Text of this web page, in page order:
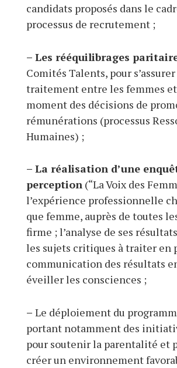
candidats proposés dans le
processus de recrutement ;
– Les rééquilibrages
Comités Talents, pour
traitement entre les femmes et
moment des décisions de
rémunérations (processus
Humaines) ;
– La réalisation d’une
perception (“La Voix des
l’expérience professionnelle
que femme, auprès de toutes
firme ; l’analyse de ses
les sujets critiques à traiter en
communication des résultats
éveiller les consciences ;
– Le déploiement du
portant notamment des
pour soutenir la parentalité et
créer un environnement